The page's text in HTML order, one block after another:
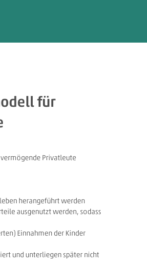
für
Privatleute
herangeführt werden
ausgenutzt werden, sodass
Einnahmen der Kinder
und unterliegen später nicht